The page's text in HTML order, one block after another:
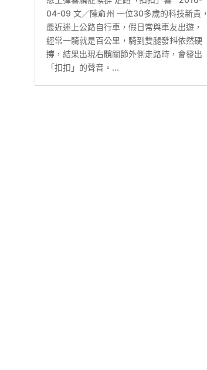
04-09 文／陳俞州 一位30多歲的科技新貴，
最近迷上公路自行車，假日常與車友出遊，
經常一騎就是百公里，騎到雙腿發抖依然硬
撐，結果出現右髖關節外側走路時，會發出
「扣扣」的聲音。...